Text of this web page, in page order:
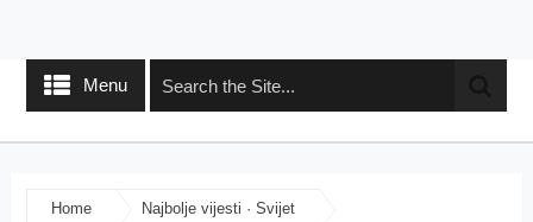
Menu
Home Najbolje vijesti · Svijet